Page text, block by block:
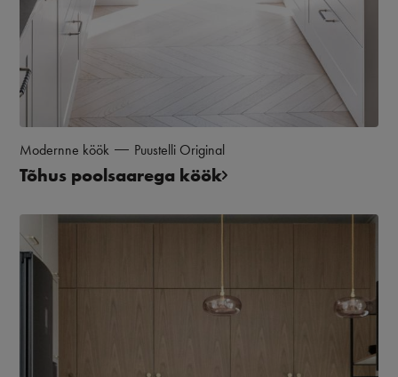
Modernne köök Puustelli Original
Tõhus poolsaarega köök